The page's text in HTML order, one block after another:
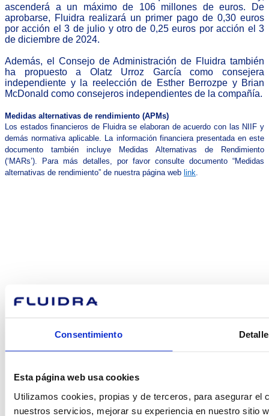
Consentimiento
Esta página web usa cookies
Utilizamos cookies, propias y de terceros, para asegurar el
nuestros servicios, mejorar su experiencia en nuestro sitio
ascenderá a un máximo de 106 millones de euros. De
aprobarse, Fluidra realizará un primer pago de 0,30 euros
por acción el 3 de julio y otro de 0,25 euros por acción el 3
de diciembre de 2024.
Además, el Consejo de Administración de Fluidra también
ha propuesto a Olatz Urroz García como consejera
independiente y la reelección de Esther Berrozpe y Brian
McDonald como consejeros independientes de la compañía.
Medidas alternativas de rendimiento (APMs)
Los estados financieros de Fluidra se elaboran de acuerdo con las NIIF y
demás normativa aplicable. La información financiera presentada en este
documento también incluye Medidas Alternativas de Rendimiento
(‘MARs’). Para más detalles, por favor consulte documento “Medidas
alternativas de rendimiento” de nuestra página web link
podemos
ayudarte?
Contacto